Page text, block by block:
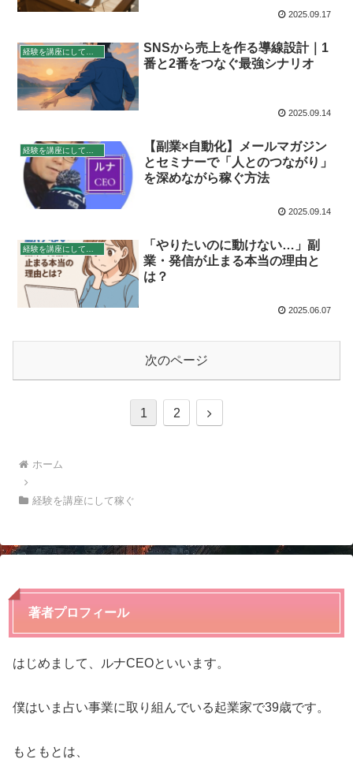
2025.09.17
SNSから売上を作る導線設計｜1
番と2番をつなぐ最強シナリオ
2025.09.14
【副業×自動化】メールマガジン
とセミナーで「人とのつながり」
を深めながら稼ぐ方法
2025.09.14
「やりたいのに動けない…」副
業・発信が止まる本当の理由と
は？
2025.06.07
次のページ
1 2
次
ホーム
経験を講座にして稼ぐ
著者プロフィール
はじめまして、ルナCEOといいます。
僕はいま占い事業に取り組んでいる起業家で39歳です。
もともとは、